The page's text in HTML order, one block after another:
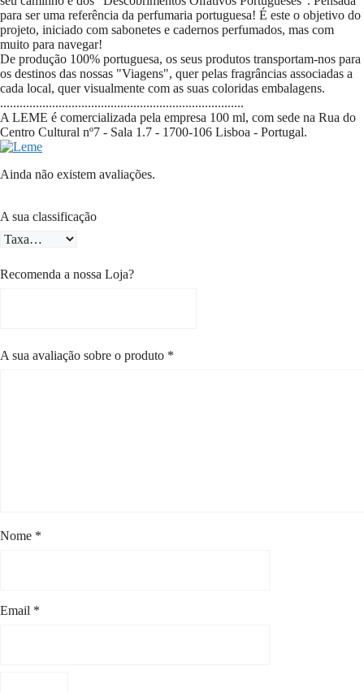
para ser uma referência da perfumaria portuguesa! É este o objetivo do
projeto, iniciado com sabonetes e cadernos perfumados, mas com
muito para navegar!
De produção 100% portuguesa, os seus produtos transportam-nos para
os destinos das nossas "Viagens", quer pelas fragrâncias associadas a
cada local, quer visualmente com as suas coloridas embalagens.
...........................................................................
A LEME é comercializada pela empresa 100 ml, com sede na Rua do
Centro Cultural nº7 - Sala 1.7 - 1700-106 Lisboa - Portugal.
Ainda não existem avaliações.
A sua classificação
Recomenda a nossa Loja?
A sua avaliação sobre o produto *
Nome *
Email *